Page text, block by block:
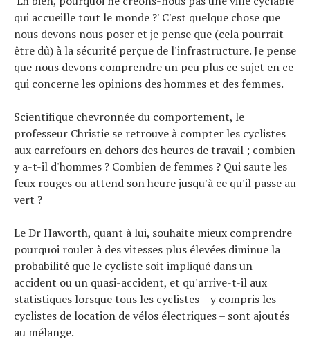
qui accueille tout le monde ?' C'est quelque chose que
nous devons nous poser et je pense que (cela pourrait
être dû) à la sécurité perçue de l'infrastructure. Je pense
que nous devons comprendre un peu plus ce sujet en ce
qui concerne les opinions des hommes et des femmes.
Scientifique chevronnée du comportement, le
professeur Christie se retrouve à compter les cyclistes
aux carrefours en dehors des heures de travail ; combien
y a-t-il d'hommes ? Combien de femmes ? Qui saute les
feux rouges ou attend son heure jusqu'à ce qu'il passe au
vert ?
Le Dr Haworth, quant à lui, souhaite mieux comprendre
pourquoi rouler à des vitesses plus élevées diminue la
probabilité que le cycliste soit impliqué dans un
accident ou un quasi-accident, et qu'arrive-t-il aux
statistiques lorsque tous les cyclistes – y compris les
cyclistes de location de vélos électriques – sont ajoutés
au mélange.